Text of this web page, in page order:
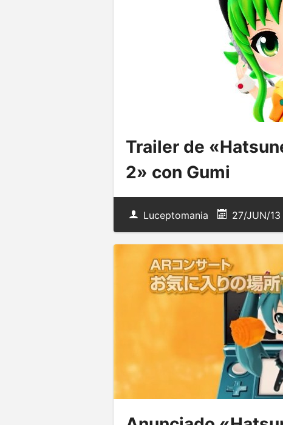
Trailer de
2» con Gumi
Luceptomania 27/JUN/13